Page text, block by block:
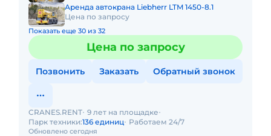
Аренда автокрана Liebherr LTM 1450-8.1
Цена по запросу
Показать еще 30 из 32
Цена по запросу
Позвонить Заказать Обратный звонок
Обновлено сегодня
CRANES.RENT 9 лет на площадке
Парк техники:136 единиц Работаем 24/7